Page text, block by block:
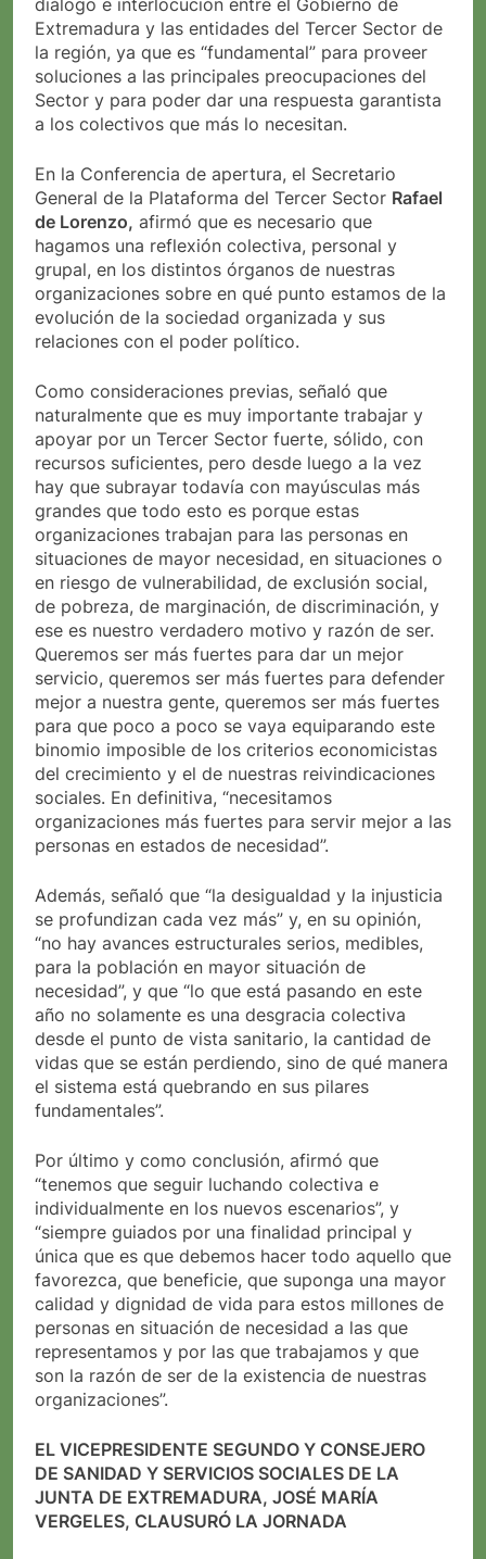
diálogo e interlocución entre el Gobierno de
Extremadura y las entidades del Tercer Sector de
la región, ya que es “fundamental” para proveer
soluciones a las principales preocupaciones del
Sector y para poder dar una respuesta garantista
a los colectivos que más lo necesitan.
En la Conferencia de apertura, el Secretario
General de la Plataforma del Tercer Sector Rafael
de Lorenzo, afirmó que es necesario que
hagamos una reflexión colectiva, personal y
grupal, en los distintos órganos de nuestras
organizaciones sobre en qué punto estamos de la
evolución de la sociedad organizada y sus
relaciones con el poder político.
Como consideraciones previas, señaló que
naturalmente que es muy importante trabajar y
apoyar por un Tercer Sector fuerte, sólido, con
recursos suficientes, pero desde luego a la vez
hay que subrayar todavía con mayúsculas más
grandes que todo esto es porque estas
organizaciones trabajan para las personas en
situaciones de mayor necesidad, en situaciones o
en riesgo de vulnerabilidad, de exclusión social,
de pobreza, de marginación, de discriminación, y
ese es nuestro verdadero motivo y razón de ser.
Queremos ser más fuertes para dar un mejor
servicio, queremos ser más fuertes para defender
mejor a nuestra gente, queremos ser más fuertes
para que poco a poco se vaya equiparando este
binomio imposible de los criterios economicistas
del crecimiento y el de nuestras reivindicaciones
sociales. En definitiva, “necesitamos
organizaciones más fuertes para servir mejor a las
personas en estados de necesidad”.
Además, señaló que “la desigualdad y la injusticia
se profundizan cada vez más” y, en su opinión,
“no hay avances estructurales serios, medibles,
para la población en mayor situación de
necesidad”, y que “lo que está pasando en este
año no solamente es una desgracia colectiva
desde el punto de vista sanitario, la cantidad de
vidas que se están perdiendo, sino de qué manera
el sistema está quebrando en sus pilares
fundamentales”.
Por último y como conclusión, afirmó que
“tenemos que seguir luchando colectiva e
individualmente en los nuevos escenarios”, y
“siempre guiados por una finalidad principal y
única que es que debemos hacer todo aquello que
favorezca, que beneficie, que suponga una mayor
calidad y dignidad de vida para estos millones de
personas en situación de necesidad a las que
representamos y por las que trabajamos y que
son la razón de ser de la existencia de nuestras
organizaciones”.
EL VICEPRESIDENTE SEGUNDO Y CONSEJERO
DE SANIDAD Y SERVICIOS SOCIALES DE LA
JUNTA DE EXTREMADURA, JOSÉ MARÍA
VERGELES, CLAUSURÓ LA JORNADA